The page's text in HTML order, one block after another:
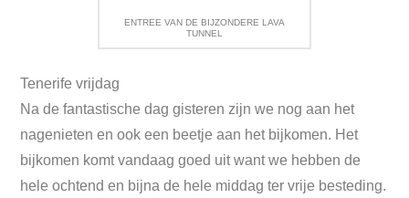
ENTREE VAN DE BIJZONDERE LAVA
TUNNEL
Tenerife vrijdag
Na de fantastische dag gisteren zijn we nog aan het
nagenieten en ook een beetje aan het bijkomen. Het
bijkomen komt vandaag goed uit want we hebben de
hele ochtend en bijna de hele middag ter vrije besteding.